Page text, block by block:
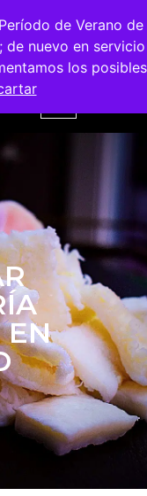
de Verano de
nuevo en servicio
los posibles
EN